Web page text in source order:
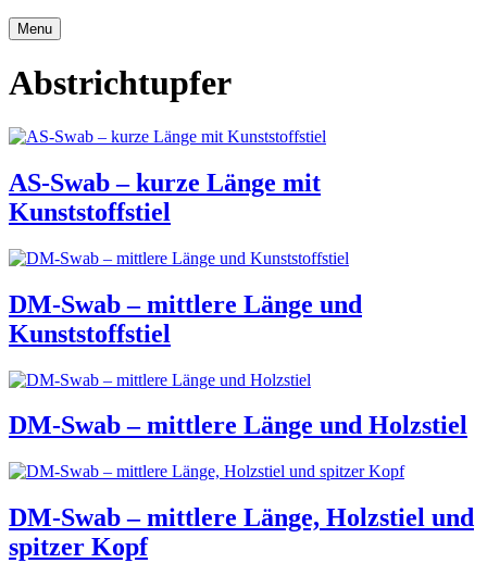
Menu
Abstrichtupfer
AS-Swab – kurze Länge mit
Kunststoffstiel
DM-Swab – mittlere Länge und
Kunststoffstiel
DM-Swab – mittlere Länge und Holzstiel
DM-Swab – mittlere Länge, Holzstiel und
spitzer Kopf